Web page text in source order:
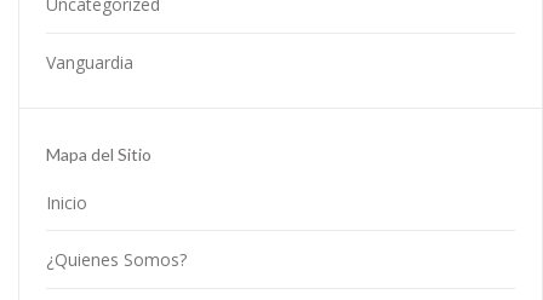
Vanguardia
Mapa del Sitio
Inicio
¿Quienes Somos?